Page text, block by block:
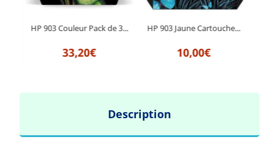
HP 903 Couleur Pack de 3...
33,20€
HP 903 Jaune Cartouche...
10,00€
Description